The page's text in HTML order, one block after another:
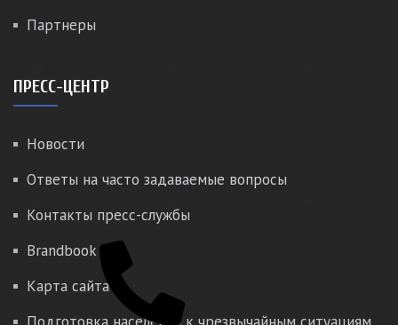
Партнеры
ПРЕСС-ЦЕНТР
Новости
Ответы на часто задаваемые вопросы
Контакты пресс-службы
Brandbook
Карта сайта